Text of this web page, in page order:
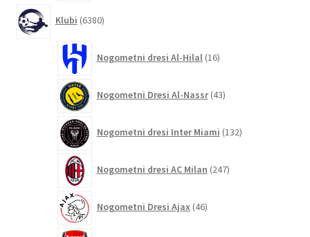
Klubi 6380izdelkov
Nogometni dresi Al-Hilal 16izdelkov
Nogometni Dresi Al-Nassr 43izdelkov
Nogometni dresi Inter Miami 132izdelkov
Nogometni dresi AC Milan 247izdelkov
Nogometni Dresi Ajax 46izdelkov